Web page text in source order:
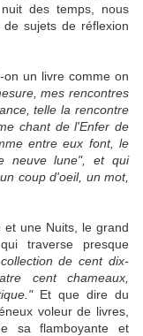
des temps, nous
sujets de réflexion
un livre comme on
mes rencontres
telle la rencontre
chant del'Enfer de
entre eux font, le
neuve lune", et qui
coup d'oeil, un mot,
et une Nuits, le grand
traverse presque
de cent dix-
cent chameaux,
Et que dire du
voleur de livres,
sa flamboyante et